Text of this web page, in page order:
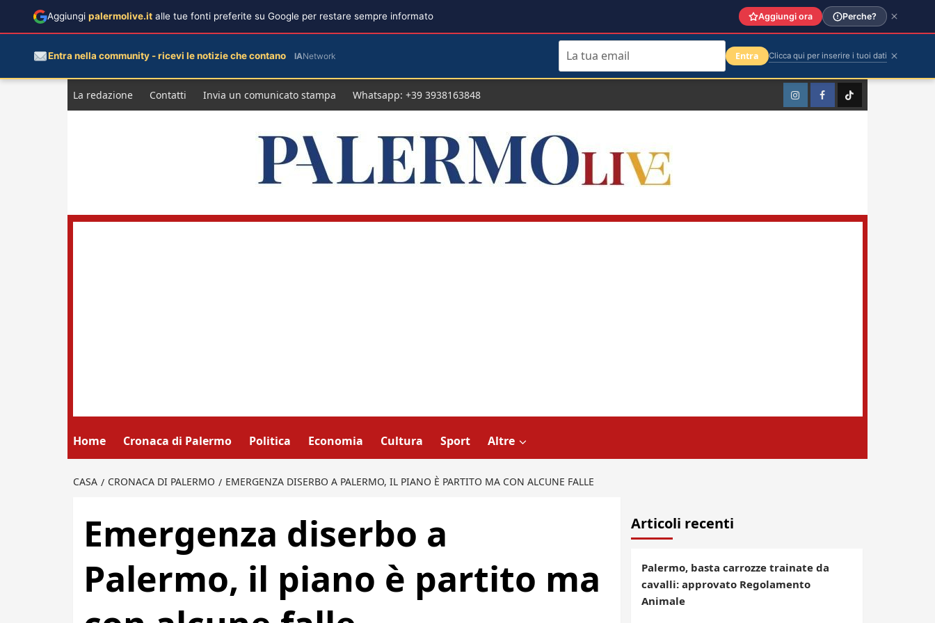
La redazione Contatti Invia un comunicato stampa Whatsapp: +39 3938163848 InstagramFacebookTikTok
Home Cronaca di Palermo Politica Economia Cultura Sport Altre
CASA CRONACA DI PALERMO EMERGENZA DISERBO A PALERMO, IL PIANO È PARTITO MA CON ALCUNE FALLE
Emergenza diserbo a
Palermo, il piano è partito ma
Articoli recenti
Palermo, basta carrozze trainate da
cavalli: approvato Regolamento
Animale
Aggiungi palermolive.it alle tue fonti preferite su Google per restare sempre informato Aggiungi ora Perche?
Entra nella community - ricevi le notizie che contano IANetwork Entra Clicca qui per inserire i tuoi dati